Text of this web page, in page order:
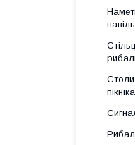
Столи
пікніка